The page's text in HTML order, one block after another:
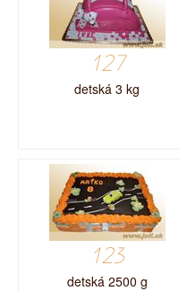
127
detská 3 kg
123
detská 2500 g